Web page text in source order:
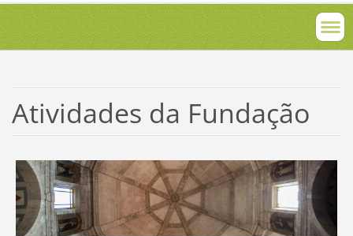
Atividades da Fundação